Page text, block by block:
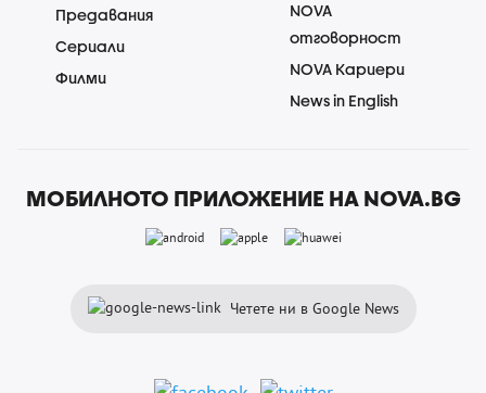
Предавания
Сериали
Филми
NOVA
отговорност
NOVA Кариери
News in English
МОБИЛНОТО ПРИЛОЖЕНИЕ НА NOVA.BG
Четете ни в Google News